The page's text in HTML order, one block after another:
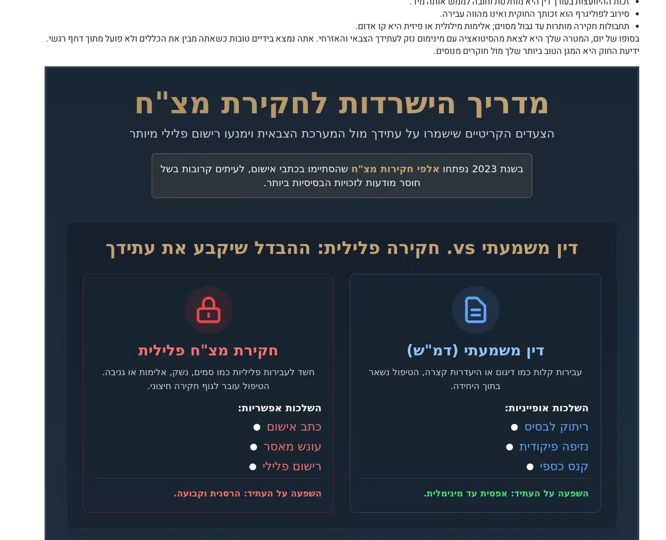
סירוב לפוליגרף הוא זכותך החוקית ואינו מהווה עבירה.
תחבולות חקירה מותרות עד גבול מסוים; אלימות מילולית או פיזית היא קו אדום.
בסופו של יום, המטרה שלך היא לצאת מהסיטואציה עם מינימום נזק לעתידך הצבאי והאזרחי. אתה נמצא בידיים טובות כשאתה מבין את הכללים ולא פועל מתוך דחף רגשי.
ידיעת החוק היא המגן הטוב ביותר שלך מול חוקרים מנוסים.